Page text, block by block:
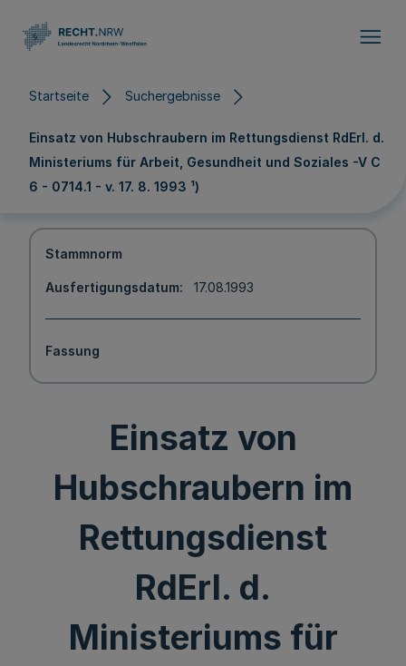
Startseite Suchergebnisse
Einsatz von Hubschraubern im Rettungsdienst RdErl. d.
Ministeriums für Arbeit, Gesundheit und Soziales -V C
6 - 0714.1 - v. 17. 8. 1993 ¹)
Stammnorm
Ausfertigungsdatum 17.08.1993
Fassung
Einsatz von
Hubschraubern im
Rettungsdienst
RdErl. d.
Ministeriums für